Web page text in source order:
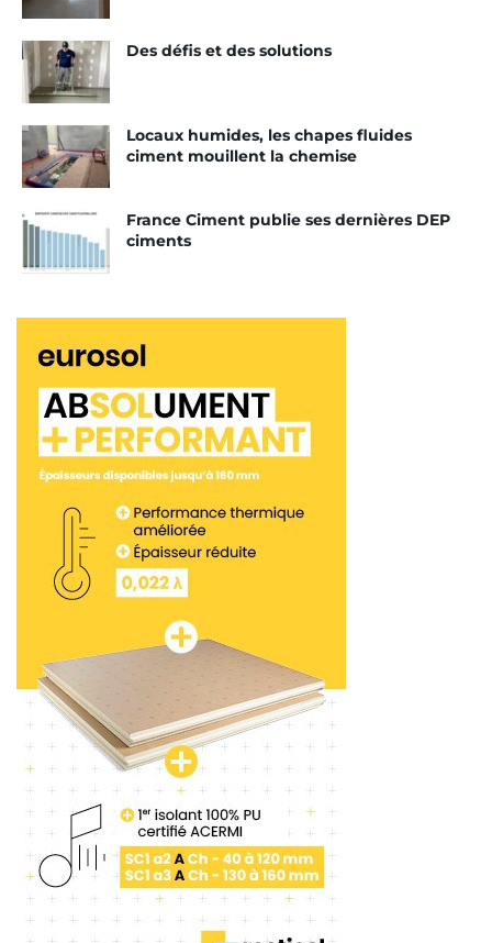
l’Agilia Chape Thermic A-5000 et A-5600, le 13/19-
1420_V1.
Tags: Kalkiss
La Chape Vicat
Des défis et des solutions
Locaux humides, les chapes fluides
ciment mouillent la chemise
France Ciment publie ses dernières DEP
ciments